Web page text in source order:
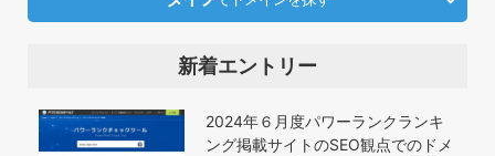
新着エントリー
2024年６月度パワーランクランキ
ング掲載サイトのSEO観点でのドメ